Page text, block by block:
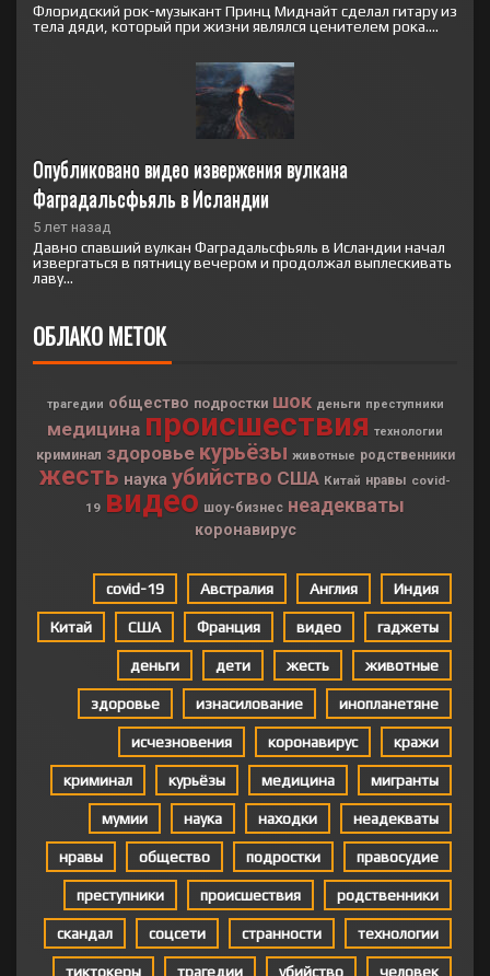
Флоридский рок-музыкант Принц Миднайт сделал гитару из
тела дяди, который при жизни являлся ценителем рока....
Опубликовано видео извержения вулкана
Фаградальсфьяль в Исландии
5 лет назад
Давно спавший вулкан Фаградальсфьяль в Исландии начал
извергаться в пятницу вечером и продолжал выплескивать
лаву...
ОБЛАКО МЕТОК
трагедии общество подростки шок деньги преступники
медицина происшествия технологии
криминал здоровье курьёзы животные родственники
жесть наука убийство США Китай нравы covid-
19 видео шоу-бизнес неадекваты
коронавирус
covid-19 Австралия Англия Индия
Китай США Франция видео гаджеты
деньги дети жесть животные
здоровье изнасилование инопланетяне
исчезновения коронавирус кражи
криминал курьёзы медицина мигранты
мумии наука находки неадекваты
нравы общество подростки правосудие
преступники происшествия родственники
скандал соцсети странности технологии
тиктокеры трагедии убийство человек